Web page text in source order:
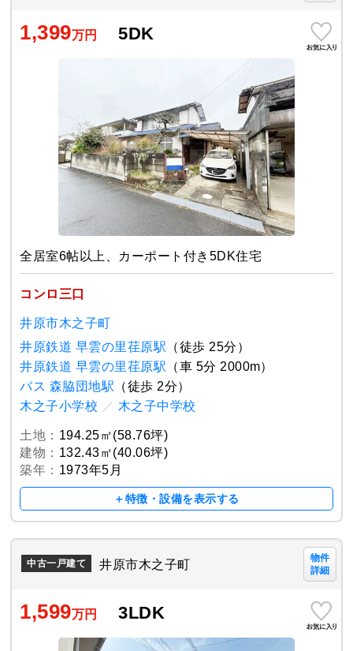
1,399万円 5DK
全居室6帖以上、カーポート付き5DK住宅
コンロ三口
井原市木之子町
井原鉄道 早雲の里荏原駅 （徒歩 25分）
井原鉄道 早雲の里荏原駅 （車 5分 2000m）
バス 森脇団地駅 （徒歩 2分）
木之子小学校 ／ 木之子中学校
土地： 194.25㎡(58.76坪)
建物： 132.43㎡(40.06坪)
築年： 1973年5月
＋特徴・設備を表示する
中古一戸建て 井原市木之子町
物件
詳細
1,599万円 3LDK